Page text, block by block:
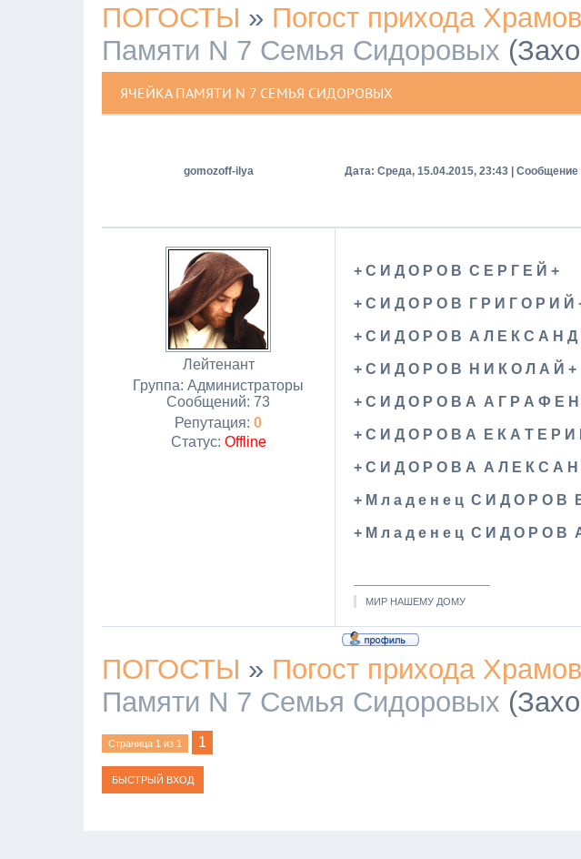
ПОГОСТЫ » Погост прихода
Памяти N 7 Семья Сидоровых
ЯЧЕЙКА ПАМЯТИ N 7 СЕМЬЯ СИДОРОВЫХ
gomozoff-ilya Дата: Среда, 15.04.2015, 23:43 | Сообщение
Лейтенант
Группа: Администраторы
Сообщений: 73
Репутация: 0
Статус: Offline
+ С И Д О Р О В С Е Р Г Е Й +
+ С И Д О Р О В Г Р И Г О Р И Й
+ С И Д О Р О В А Л Е К С А Н Д
+ С И Д О Р О В Н И К О Л А Й +
+ С И Д О Р О В А А Г Р А Ф Е Н
+ С И Д О Р О В А Е К А Т Е Р И
+ С И Д О Р О В А А Л Е К С А Н
+ М л а д е н е ц С И Д О Р О В
+ М л а д е н е ц С И Д О Р О В
МИР НАШЕМУ ДОМУ
ПОГОСТЫ » Погост прихода
Памяти N 7 Семья Сидоровых
Страница 1 из 1 1